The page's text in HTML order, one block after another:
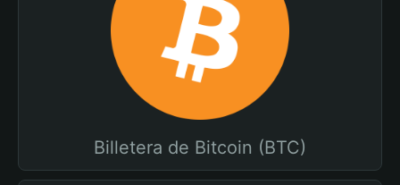
Billetera de Bitcoin (BTC)